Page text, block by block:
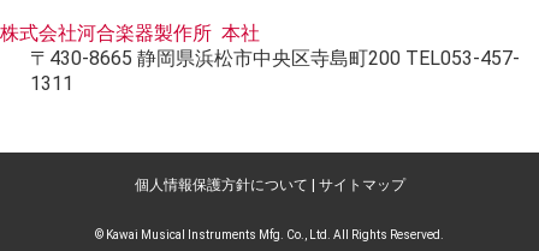
株式会社河合楽器製作所 本社
〒430-8665 静岡県浜松市中央区寺島町200 TEL053-457-
1311
個人情報保護方針について サイトマップ
© Kawai Musical Instruments Mfg. Co., Ltd. All Rights Reserved.